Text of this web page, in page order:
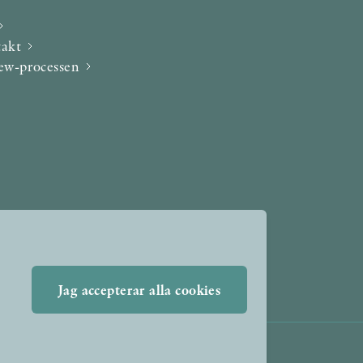
processen
Jag accepterar alla cookies